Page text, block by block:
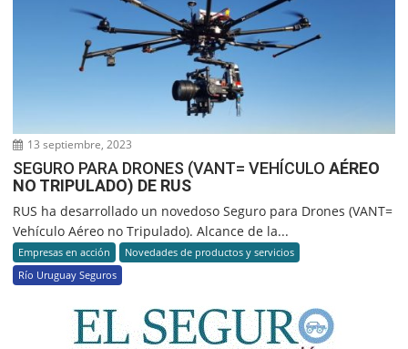
13 septiembre, 2023
SEGURO PARA DRONES (VANT= VEHÍCULOAÉREO
NO TRIPULADO) DE RUS
RUS ha desarrollado un novedoso Seguro para Drones (VANT=
Vehículo Aéreo no Tripulado). Alcance de la...
Empresas en acción
Novedades de productos y servicios
Río Uruguay Seguros